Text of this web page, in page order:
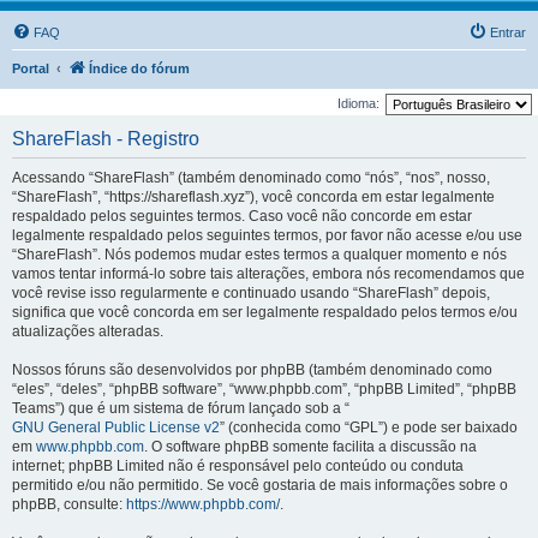
FAQ Entrar
Portal Índice do fórum
Idioma:
ShareFlash - Registro
Acessando “ShareFlash” (também denominado como “nós”, “nos”, nosso,
“ShareFlash”, “https://shareflash.xyz”), você concorda em estar legalmente
respaldado pelos seguintes termos. Caso você não concorde em estar
legalmente respaldado pelos seguintes termos, por favor não acesse e/ou use
“ShareFlash”. Nós podemos mudar estes termos a qualquer momento e nós
vamos tentar informá-lo sobre tais alterações, embora nós recomendamos que
você revise isso regularmente e continuado usando “ShareFlash” depois,
significa que você concorda em ser legalmente respaldado pelos termos e/ou
atualizações alteradas.
Nossos fóruns são desenvolvidos por phpBB (também denominado como
“eles”, “deles”, “phpBB software”, “www.phpbb.com”, “phpBB Limited”, “phpBB
Teams”) que é um sistema de fórum lançado sob a “
GNU General Public License v2” (conhecida como “GPL”) e pode ser baixado
em www.phpbb.com. O software phpBB somente facilita a discussão na
internet; phpBB Limited não é responsável pelo conteúdo ou conduta
permitido e/ou não permitido. Se você gostaria de mais informações sobre o
phpBB, consulte: https://www.phpbb.com/.